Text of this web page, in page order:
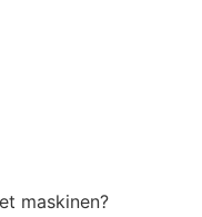
maskinen?